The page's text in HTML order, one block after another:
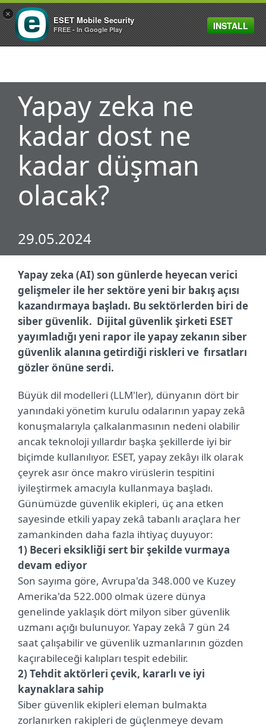
MENU
Yapay zeka ne
kadar dost ne
kadar düşman
olacak?
29.05.2024
Yapay zeka (AI) son günlerde heyecan verici
gelişmeler ile her sektöre yeni bir bakış açısı
kazandırmaya başladı. Bu sektörlerden biri de
siber güvenlik. Dijital güvenlik şirketi ESET
yayımladığı yeni rapor ile yapay zekanın siber
güvenlik alanına getirdiği riskleri ve fırsatları
gözler önüne serdi.
Büyük dil modelleri (LLM'ler), dünyanın dört bir
yanındaki yönetim kurulu odalarının yapay zekâ
konuşmalarıyla çalkalanmasının nedeni olabilir
ancak teknoloji yıllardır başka şekillerde iyi bir
biçimde kullanılıyor. ESET, yapay zekâyı ilk olarak
çeyrek asır önce makro virüslerin tespitini
iyileştirmek amacıyla kullanmaya başladı.
Günümüzde güvenlik ekipleri, üç ana etken
sayesinde etkili yapay zekâ tabanlı araçlara her
zamankinden daha fazla ihtiyaç duyuyor:
1) Beceri eksikliği sert bir şekilde vurmaya
devam ediyor
Son sayıma göre, Avrupa'da 348.000 ve Kuzey
Amerika'da 522.000 olmak üzere dünya
genelinde yaklaşık dört milyon siber güvenlik
uzmanı açığı bulunuyor. Yapay zekâ 7 gün 24
saat çalışabilir ve güvenlik uzmanlarının gözden
kaçırabileceği kalıpları tespit edebilir.
2) Tehdit aktörleri çevik, kararlı ve iyi
kaynaklara sahip
Siber güvenlik ekipleri eleman bulmakta
zorlanırken rakipleri de güçlenmeye devam
×
ESET Mobile Security
FREE - In Google Play INSTALL